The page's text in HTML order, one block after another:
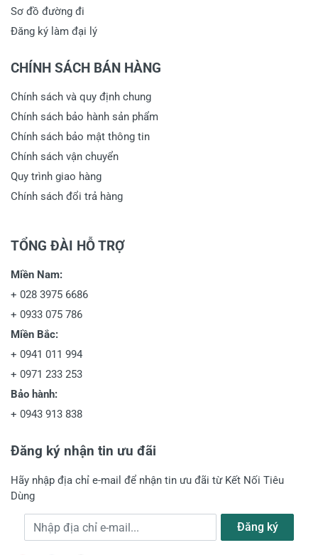
Sơ đồ đường đi
Đăng ký làm đại lý
CHÍNH SÁCH BÁN HÀNG
Chính sách và quy định chung
Chính sách bảo hành sản phẩm
Chính sách bảo mật thông tin
Chính sách vận chuyển
Quy trình giao hàng
Chính sách đổi trả hàng
TỔNG ĐÀI HỖ TRỢ
Miền Nam:
+ 028 3975 6686
+ 0933 075 786
Miền Bắc:
+ 0941 011 994
+ 0971 233 253
Bảo hành:
+ 0943 913 838
Đăng ký nhận tin ưu đãi
Hãy nhập địa chỉ e-mail để nhận tin ưu đãi từ Kết Nối Tiêu
Dùng
Địa chỉ e-mail Đăng ký